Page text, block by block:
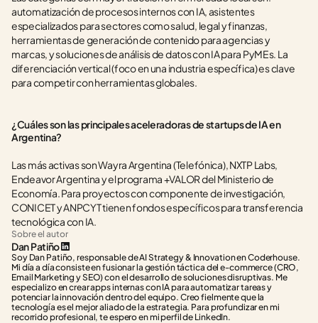
automatización de procesos internos con IA, asistentes
especializados para sectores como salud, legal y finanzas,
herramientas de generación de contenido para agencias y
marcas, y soluciones de análisis de datos con IA para PyMEs. La
diferenciación vertical (foco en una industria específica) es clave
para competir con herramientas globales.
¿Cuáles son las principales aceleradoras de startups de IA en
Argentina?
Las más activas son Wayra Argentina (Telefónica), NXTP Labs,
Endeavor Argentina y el programa +VALOR del Ministerio de
Economía. Para proyectos con componente de investigación,
CONICET y ANPCYT tienen fondos específicos para transferencia
tecnológica con IA.
Sobre el autor
Dan Patiño
Soy Dan Patiño, responsable de AI Strategy & Innovation en Coderhouse.
Mi día a día consiste en fusionar la gestión táctica del e-commerce (CRO,
Email Marketing y SEO) con el desarrollo de soluciones disruptivas. Me
especializo en crear apps internas con IA para automatizar tareas y
potenciar la innovación dentro del equipo. Creo fielmente que la
tecnología es el mejor aliado de la estrategia. Para profundizar en mi
recorrido profesional, te espero en mi perfil de LinkedIn.